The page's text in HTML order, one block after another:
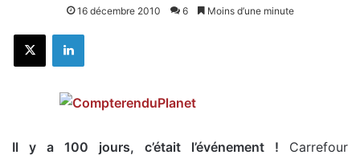
16 décembre 2010 6 Moins d’une minute
X Linkedin
Il y a 100 jours, c’était l’événement ! Carrefour